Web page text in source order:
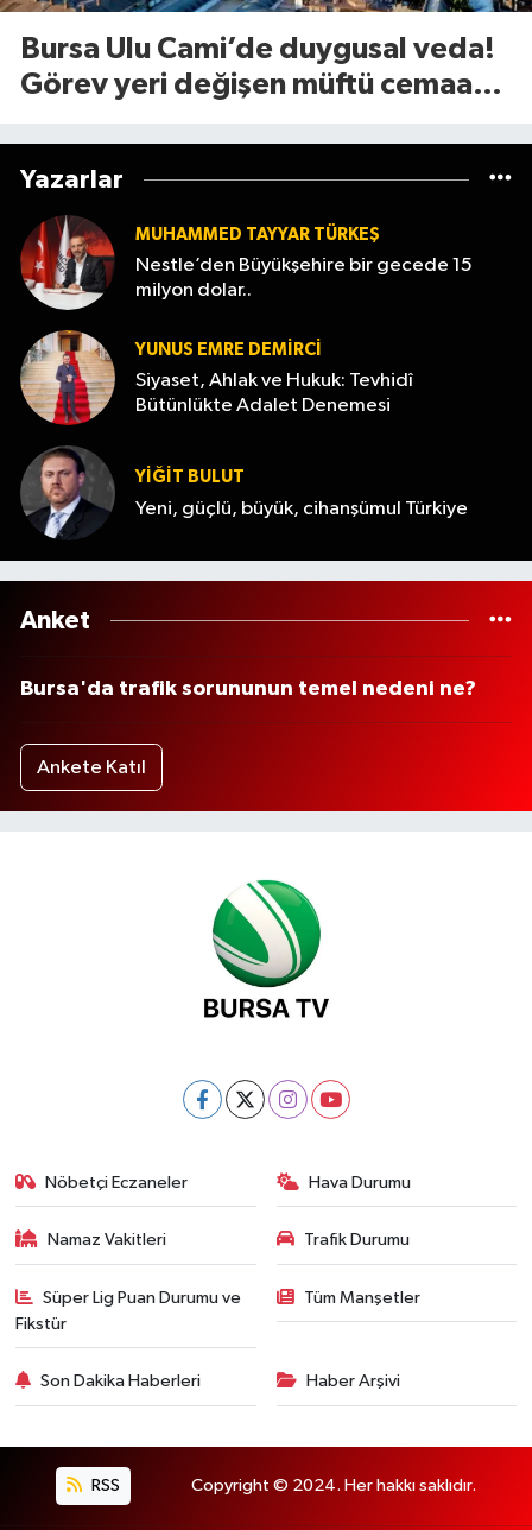
Bursa Ulu Cami’de duygusal veda!
Görev yeri değişen müftü cemaate
Yazarlar
MUHAMMED TAYYAR TÜRKEŞ
Nestle’den Büyükşehire bir gecede 15
milyon dolar..
YUNUS EMRE DEMIRCI
Siyaset, Ahlak ve Hukuk: Tevhidî
Bütünlükte Adalet Denemesi
YİĞİT BULUT
Yeni, güçlü, büyük, cihanşümul Türkiye
Anket
Bursa'da trafik sorununun temel nedeni ne?
Ankete Katıl
Nöbetçi Eczaneler Hava Durumu
Namaz Vakitleri Trafik Durumu
Süper Lig Puan Durumu ve
Fikstür
Tüm Manşetler
Son Dakika Haberleri Haber Arşivi
RSS Copyright © 2024. Her hakkı saklıdır.